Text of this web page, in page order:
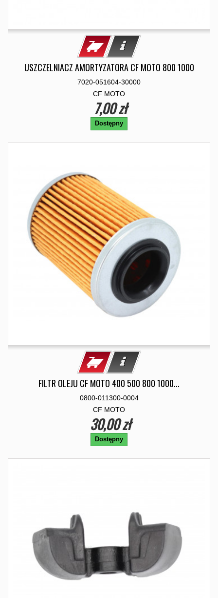
USZCZELNIACZ AMORTYZATORA CF MOTO 800 1000
7020-051604-30000
CF MOTO
7,00 zł
Dostępny
FILTR OLEJU CF MOTO 400 500 800 1000...
0800-011300-0004
CF MOTO
30,00 zł
Dostępny